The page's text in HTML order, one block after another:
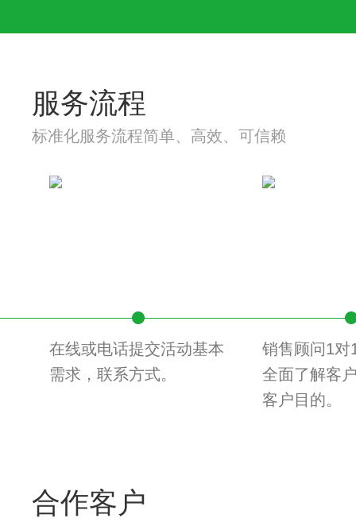
服务流程
标准化服务流程简单、高效、可信赖
在线或电话提交活动基本
需求，联系方式。
销售顾问1对
全面了解客
客户目的。
合作客户